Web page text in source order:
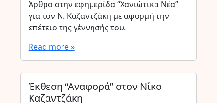
Άρθρο στην εφημερίδα “Χανιώτικα Νέα”
για τον Ν. Καζαντζάκη με αφορμή την
επέτειο της γέννησής του.
Read more »
Έκθεση “Αναφορά” στον Νίκο
Καζαντζάκη